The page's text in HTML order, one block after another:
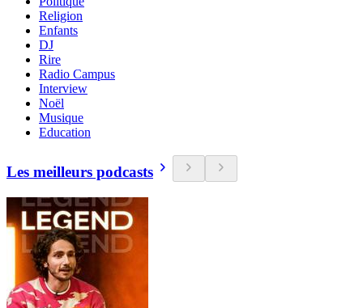
Religion
Enfants
DJ
Rire
Radio Campus
Interview
Noël
Musique
Education
Les meilleurs podcasts